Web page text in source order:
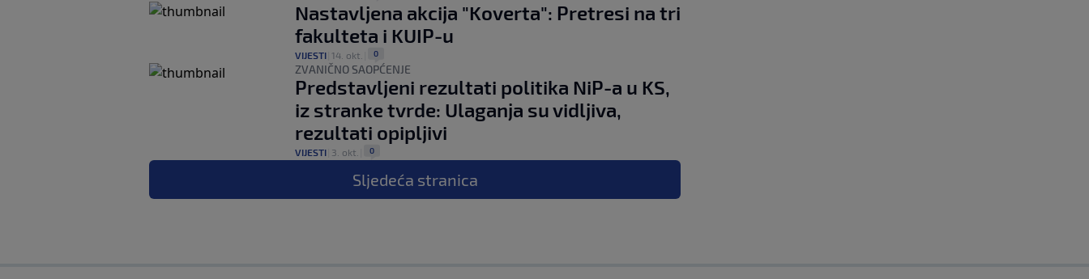
Nastavljena akcija "Koverta": Pretresi na tri
fakulteta i KUIP-u
VIJESTI 14. okt. 0
ZVANIČNO SAOPĆENJE
Predstavljeni rezultati politika NiP-a u KS,
iz stranke tvrde: Ulaganja su vidljiva,
rezultati opipljivi
VIJESTI 3. okt. 0
Sljedeća stranica